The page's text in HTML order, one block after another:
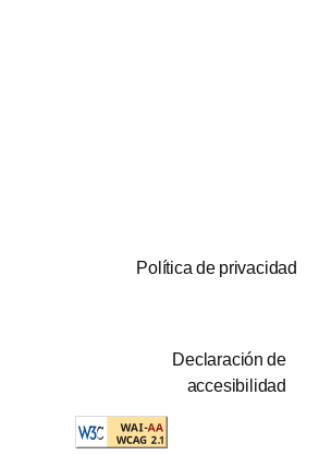
Política de privacidad
Declaración de
accesibilidad